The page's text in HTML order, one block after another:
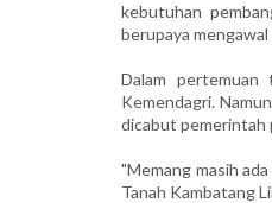
kebutuhan
berupaya
Dalam pertemuan
Kemendagri.
dicabut pemerintah
"Memang masih
Tanah Kambatang